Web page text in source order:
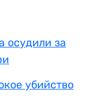
осудили за
убийство